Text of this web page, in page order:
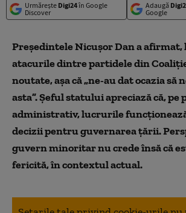
Urmărește Digi24în Google
Discover
Adaugă
Google
Preşedintele Nicuşor Dan a afirmat,
atacurile dintre partidele din
noutate, aşa că „ne-au dat ocazia să
asta”. Şeful statului apreciază că, pe
administrativ, lucrurile
decizii pentru guvernarea ţării.
guvern minoritar nu crede însă că
fericită, în contextul actual.